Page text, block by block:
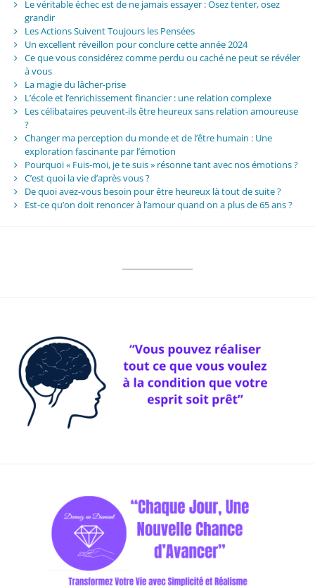
Le véritable échec est de ne jamais essayer : Osez tenter, osez
grandir
Les Actions Suivent Toujours les Pensées
Un excellent réveillon pour conclure cette année 2024
Ce que vous considérez comme perdu ou caché ne peut se révéler
à vous
La magie du lâcher-prise
L’école et l’enrichissement financier : une relation complexe
Les célibataires peuvent-ils être heureux sans relation amoureuse
?
Changer ma perception du monde et de l’être humain : Une
exploration fascinante par l’émotion
Pourquoi « Fuis-moi, je te suis » résonne tant avec nos émotions ?
C’est quoi la vie d’après vous ?
De quoi avez-vous besoin pour être heureux là tout de suite ?
Est-ce qu’on doit renoncer à l’amour quand on a plus de 65 ans ?